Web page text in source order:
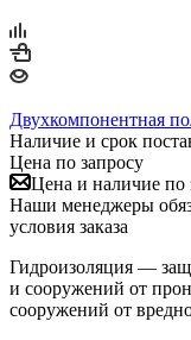
Двухкомпонентная
Наличие и срок
Цена по запросу
Цена и наличие по
Наши менеджеры
условия заказа
Гидроизоляция —
и сооружений от
сооружений от